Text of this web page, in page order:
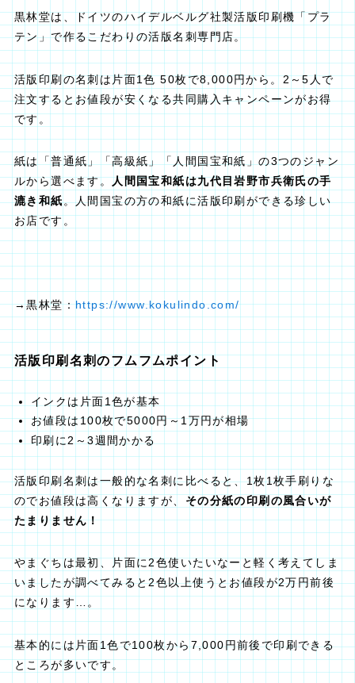
黒林堂は、ドイツのハイデルベルグ社製活版印刷機「プラ
テン」で作るこだわりの活版名刺専門店。
活版印刷の名刺は片面1色 50枚で8,000円から。2～5人で
注文するとお値段が安くなる共同購入キャンペーンがお得
です。
紙は「普通紙」「高級紙」「人間国宝和紙」の3つのジャン
ルから選べます。人間国宝和紙は九代目岩野市兵衛氏の手
漉き和紙。人間国宝の方の和紙に活版印刷ができる珍しい
お店です。
→黒林堂：https://www.kokulindo.com/
活版印刷名刺のフムフムポイント
インクは片面1色が基本
お値段は100枚で5000円～1万円が相場
印刷に2～3週間かかる
活版印刷名刺は一般的な名刺に比べると、1枚1枚手刷りな
のでお値段は高くなりますが、 その分紙の印刷の風合いが
たまりません！
やまぐちは最初、片面に2色使いたいなーと軽く考えてしま
いましたが調べてみると2色以上使うとお値段が2万円前後
になります…。
基本的には片面1色で100枚から7,000円前後で印刷できる
ところが多いです。